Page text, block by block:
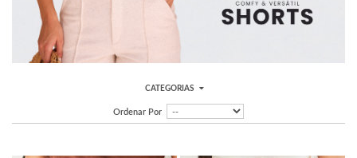
CATEGORIAS
Ordenar Por